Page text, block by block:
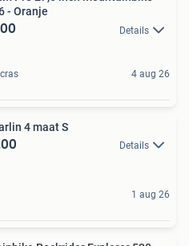
- Oranje
Details
4 aug 26
4 maat S
Details
1 aug 26